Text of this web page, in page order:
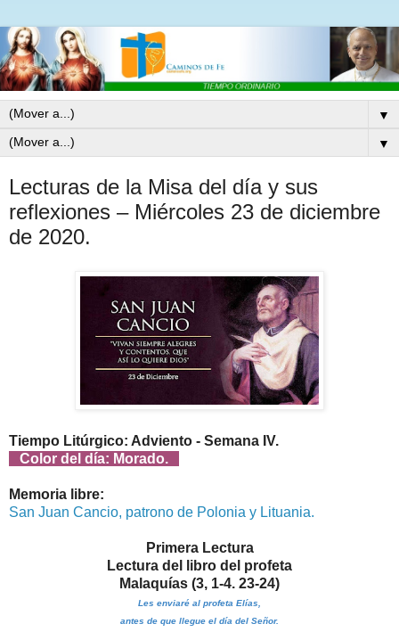
▼
▼
Lecturas de la Misa del día y sus
reflexiones – Miércoles 23 de diciembre
de 2020.
Tiempo Litúrgico: Adviento - Semana IV.
Color del día: Morado.
Memoria libre:
San Juan Cancio, patrono de Polonia y Lituania.
Primera Lectura
Lectura del libro del profeta
Malaquías (3, 1-4. 23-24)
Les enviaré al profeta Elías,
antes de que llegue el día del Señor.